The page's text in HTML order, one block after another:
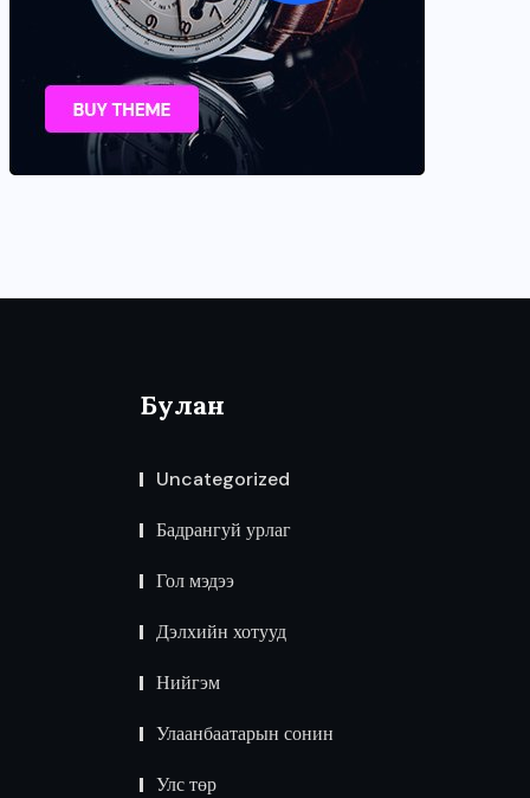
Булан
Uncategorized
Бадрангуй урлаг
Гол мэдээ
Дэлхийн хотууд
Нийгэм
Улаанбаатарын сонин
Улс төр